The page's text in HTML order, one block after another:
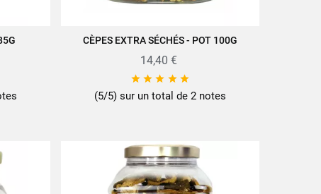
AJOUTER AU PANIER
CÈPES EXTRA SÉCHÉS - POT 100G
14,40 €
    
(5/5) sur un total de 2 notes